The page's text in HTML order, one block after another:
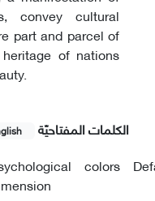
convey cultural
part and parcel of
of nations
الکلمات المفتاحيّة
colors